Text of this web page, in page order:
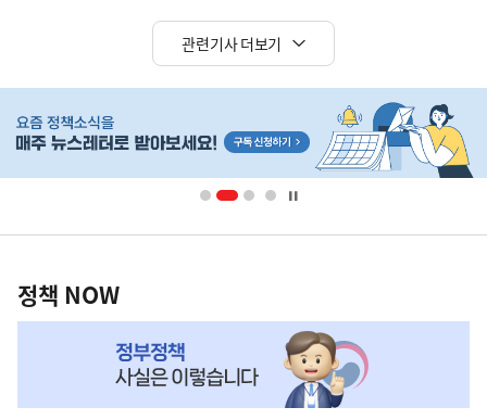
관련기사 더보기
단
배
영
책
NOW,
정책 NOW